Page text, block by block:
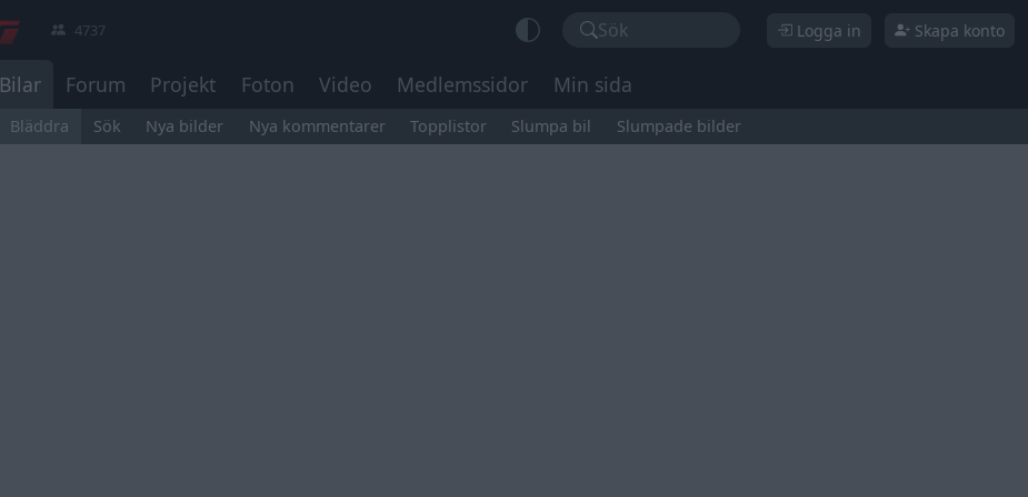
4737 Sök Logga in Skapa konto
Bilar Forum Projekt Foton Video Medlemssidor Min sida
Bläddra Sök Nya bilder Nya kommentarer Topplistor Slumpa bil Slumpade bilder